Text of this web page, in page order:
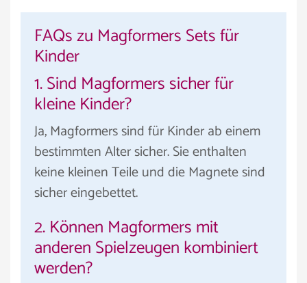
FAQs zu Magformers Sets für
Kinder
1. Sind Magformers sicher für
kleine Kinder?
Ja, Magformers sind für Kinder ab einem
bestimmten Alter sicher. Sie enthalten
keine kleinen Teile und die Magnete sind
sicher eingebettet.
2. Können Magformers mit
anderen Spielzeugen kombiniert
werden?